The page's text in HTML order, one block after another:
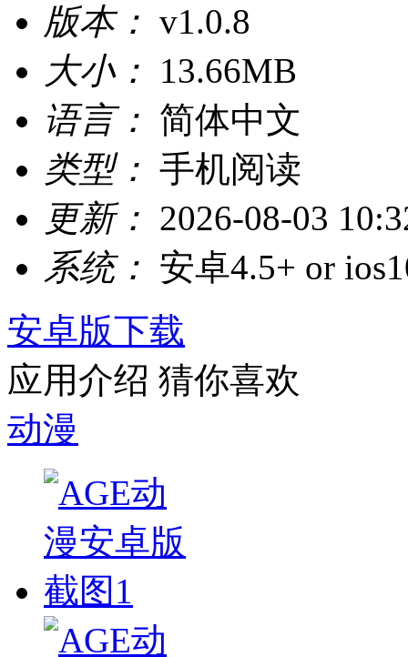
版本： v1.0.8
大小： 13.66MB
语言： 简体中文
类型： 手机阅读
更新： 2026-08-03
系统： 安卓4.5+ or
安卓版下载
应用介绍 猜你喜欢
动漫